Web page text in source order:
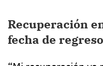
Recuperación
fecha de regreso